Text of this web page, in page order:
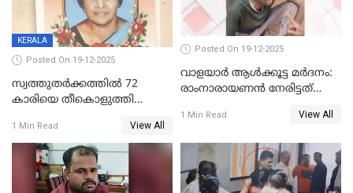
KERALA
Posted On 19-12-2025
സ്വത്തുതര്‍ക്കത്തില്‍ 72
കാരിയെ തീകൊളുത്തി
ക്രൂരകൊലപാതകത്തില്‍
സഹോദരിപുത്രന് ജീവപര്യന്തം
1 Min Read View All
Posted On 19-12-2025
വാളയാർ ആൾക്കൂട്ട മർദനം:
രാംനാരായണൻ നേരിട്ടത്
നാൽപ്പതിലേറെ
റിപ്പോർട്ട്
1 Min Read View All